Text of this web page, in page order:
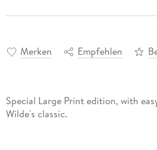
Merken Empfehlen
Special Large Print edition, with
Wilde's classic.